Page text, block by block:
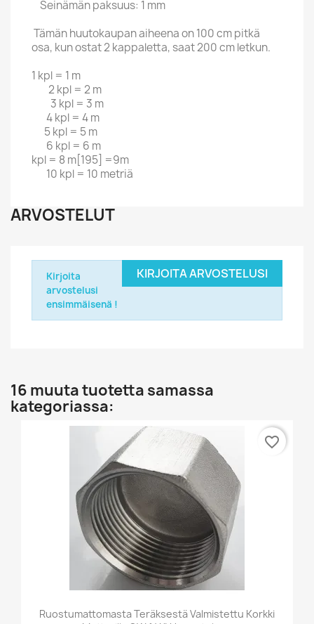
Seinämän paksuus: 1 mm
Tämän huutokaupan aiheena on 100 cm pitkä
osa, kun ostat 2 kappaletta, saat 200 cm letkun.
1 kpl = 1 m
2 kpl = 2 m
3 kpl = 3 m
4 kpl = 4 m
5 kpl = 5 m
6 kpl = 6 m
kpl = 8 m[195] =9m
10 kpl = 10 metriä
ARVOSTELUT
KIRJOITA ARVOSTELUSI
Kirjoita
arvostelusi
ensimmäisenä !
16 muuta tuotetta samassa
kategoriassa:
Ruostumattomasta Teräksestä Valmistettu Korkki
favorite_border